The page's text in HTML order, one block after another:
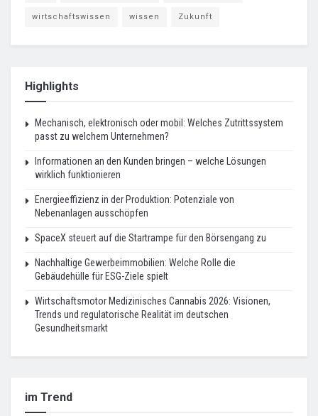
wirtschaftswissen wissen Zukunft
Highlights
Mechanisch, elektronisch oder mobil: Welches Zutrittssystem
passt zu welchem Unternehmen?
Informationen an den Kunden bringen – welche Lösungen
wirklich funktionieren
Energieeffizienz in der Produktion: Potenziale von
Nebenanlagen ausschöpfen
SpaceX steuert auf die Startrampe für den Börsengang zu
Nachhaltige Gewerbeimmobilien: Welche Rolle die
Gebäudehülle für ESG-Ziele spielt
Wirtschaftsmotor Medizinisches Cannabis 2026: Visionen,
Trends und regulatorische Realität im deutschen
Gesundheitsmarkt
im Trend